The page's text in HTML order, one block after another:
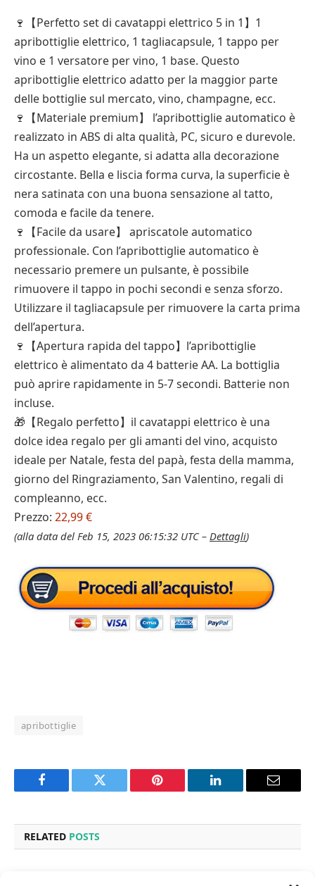
🍷【Perfetto set di cavatappi elettrico 5 in 1】1
apribottiglie elettrico, 1 tagliacapsule, 1 tappo per
vino e 1 versatore per vino, 1 base. Questo
apribottiglie elettrico adatto per la maggior parte
delle bottiglie sul mercato, vino, champagne, ecc.
🍷【Materiale premium】 l’apribottiglie automatico è
realizzato in ABS di alta qualità, PC, sicuro e durevole.
Ha un aspetto elegante, si adatta alla decorazione
circostante. Bella e liscia forma curva, la superficie è
nera satinata con una buona sensazione al tatto,
comoda e facile da tenere.
🍷【Facile da usare】 apriscatole automatico
professionale. Con l’apribottiglie automatico è
necessario premere un pulsante, è possibile
rimuovere il tappo in pochi secondi e senza sforzo.
Utilizzare il tagliacapsule per rimuovere la carta prima
dell’apertura.
🍷【Apertura rapida del tappo】l’apribottiglie
elettrico è alimentato da 4 batterie AA. La bottiglia
può aprire rapidamente in 5-7 secondi. Batterie non
incluse.
🎁【Regalo perfetto】il cavatappi elettrico è una
dolce idea regalo per gli amanti del vino, acquisto
ideale per Natale, festa del papà, festa della mamma,
giorno del Ringraziamento, San Valentino, regali di
compleanno, ecc.
Prezzo: 22,99 €
(alla data del Feb 15, 2023 06:15:32 UTC – Dettagli)
apribottiglie
Facebook Twitter Pinterest LinkedIn Email
RELATED POSTS